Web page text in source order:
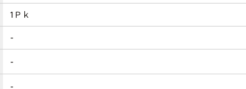
1Ｐｋ
-
-
-